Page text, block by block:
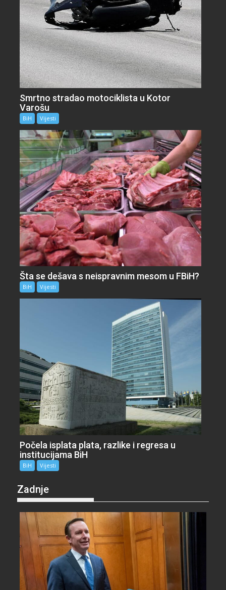
Smrtno stradao motociklista u Kotor
Varošu
BiH Vijesti
Šta se dešava s neispravnim mesom u FBiH?
BiH Vijesti
Počela isplata plata, razlike i regresa u
institucijama BiH
BiH Vijesti
Zadnje